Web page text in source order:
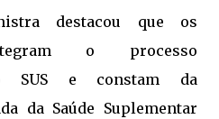
destacou que os
o processo
SUS e constam da
da Saúde Suplementar